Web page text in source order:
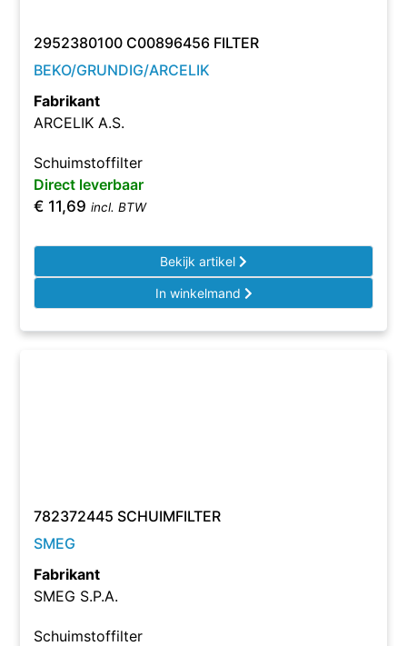
2952380100 C00896456 FILTER
BEKO/GRUNDIG/ARCELIK
Fabrikant
ARCELIK A.S.
Schuimstoffilter
Direct leverbaar
€ 11,69 incl. BTW
Bekijk artikel
In winkelmand
782372445 SCHUIMFILTER
SMEG
Fabrikant
SMEG S.P.A.
Schuimstoffilter